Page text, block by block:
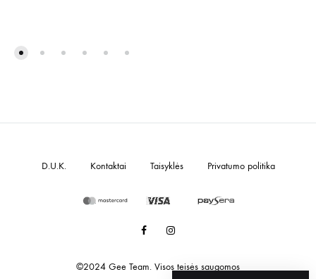
FacebookInstagram
©2024 Gee Team. Visos teisės saugomos
D.U.K. Kontaktai Taisyklės Privatumo politika